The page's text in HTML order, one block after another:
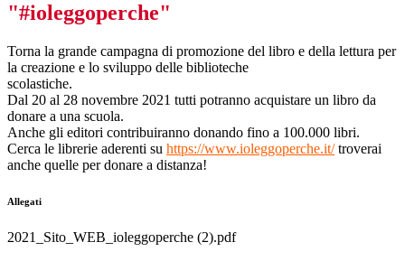
"#ioleggoperche"
Torna la grande campagna di promozione del libro e della lettura per
la creazione e lo sviluppo delle biblioteche
scolastiche.
Dal 20 al 28 novembre 2021 tutti potranno acquistare un libro da
donare a una scuola.
Anche gli editori contribuiranno donando fino a 100.000 libri.
Cerca le librerie aderenti su https://www.ioleggoperche.it/troverai
anche quelle per donare a distanza!
Allegati
2021_Sito_WEB_ioleggoperche (2).pdf